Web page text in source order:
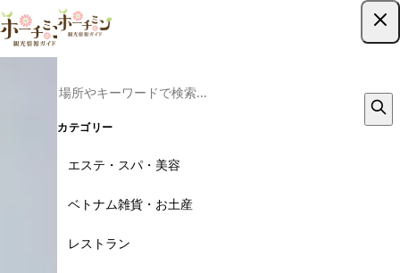
カテゴリー
エステ・スパ・美容
ベトナム雑貨・お土産
レストラン